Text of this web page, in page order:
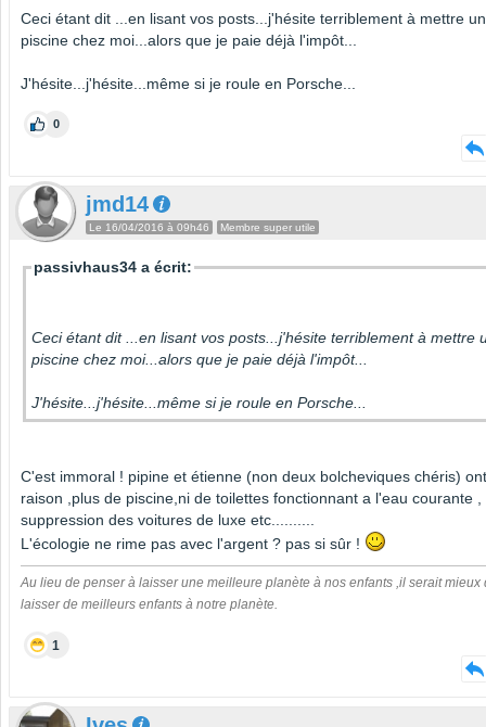
Ceci étant dit ...en lisant vos posts...j'hésite terriblement à mettre
piscine chez moi...alors que je paie déjà l'impôt...
J'hésite...j'hésite...même si je roule en Porsche...
0
jmd14
Le 16/04/2016 à 09h46 Membre super utile
passivhaus34 a écrit:
Ceci étant dit ...en lisant vos posts...j'hésite terriblement à mettre
piscine chez moi...alors que je paie déjà l'impôt...
J'hésite...j'hésite...même si je roule en Porsche...
C'est immoral ! pipine et étienne (non deux bolcheviques chéris) ont
raison ,plus de piscine,ni de toilettes fonctionnant a l'eau courante ,
suppression des voitures de luxe etc..........
L'écologie ne rime pas avec l'argent ? pas si sûr !
Au lieu de penser à laisser une meilleure planète à nos enfants ,il serait mieux
laisser de meilleurs enfants à notre planète.
1